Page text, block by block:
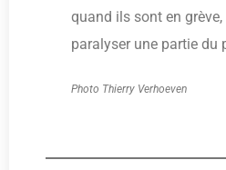
quand ils sont en
paralyser une partie du
Photo Thierry Verhoeven